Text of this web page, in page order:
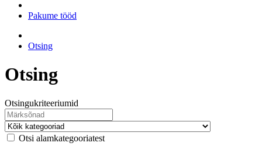
Pakume tööd
Otsing
Otsing
Otsingukriteeriumid
Otsi alamkategooriatest